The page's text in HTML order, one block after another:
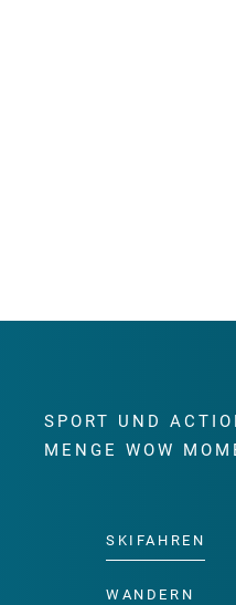
SPORT UND
MENGE WOW
SKIFAHREN
WANDERN